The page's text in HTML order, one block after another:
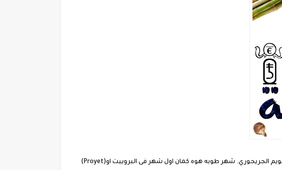
طوبه , (بالقبطي:Τωβε) , هوه خامس شهر فى السنه القبطيه(المصريه)، و بييجي بين 9 يناير و 7 فبراير فى التقويم الجريجوري. شهر طوبه هوه كمان اول شهر فى البروييت او(Proyet)